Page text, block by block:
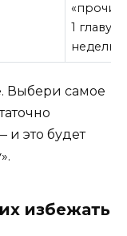
1 главу в
неделю».
Выбери самое
и это будет
избежать